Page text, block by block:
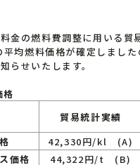
金の燃料費調整に用いる貿
均燃料価格が確定しまし
らせいたします。
格
貿易統計実績
42,330円/kl (A)
価格
44,322円/t (B)